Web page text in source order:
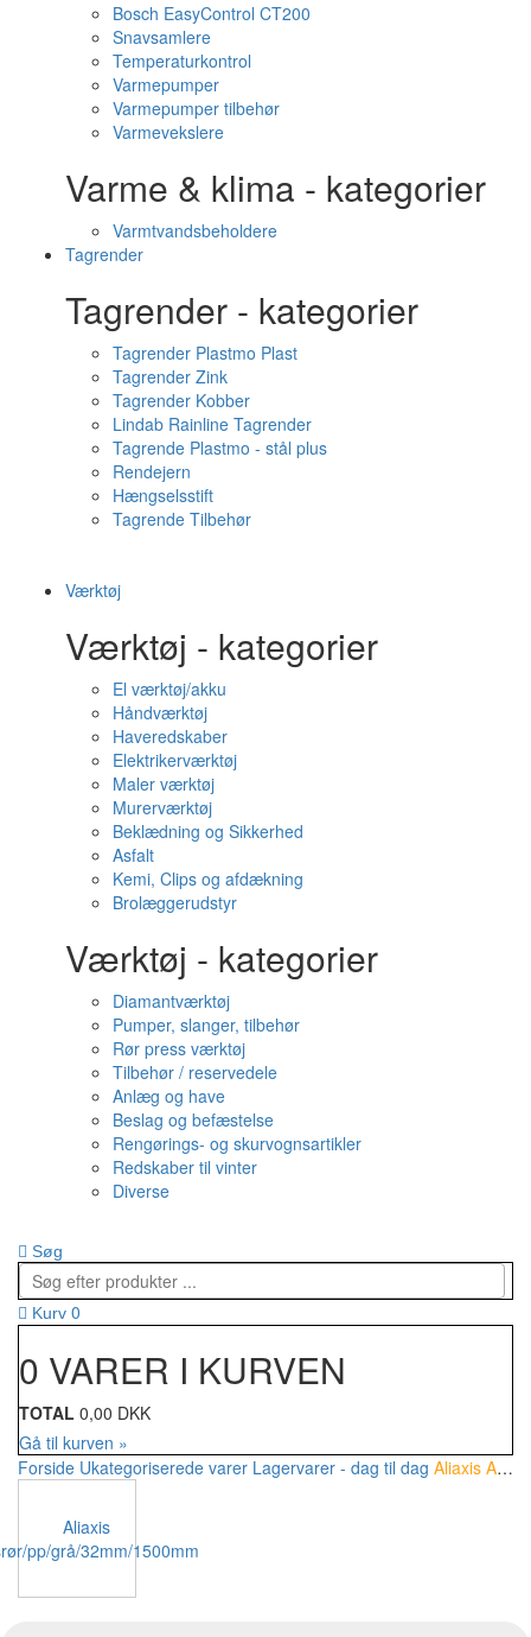
Bosch EasyControl CT200
Snavsamlere
Temperaturkontrol
Varmepumper
Varmepumper tilbehør
Varmevekslere
Varme & klima - kategorier
Varmtvandsbeholdere
Tagrender
Tagrender - kategorier
Tagrender Plastmo Plast
Tagrender Zink
Tagrender Kobber
Lindab Rainline Tagrender
Tagrende Plastmo - stål plus
Rendejern
Hængselsstift
Tagrende Tilbehør
Værktøj
Værktøj - kategorier
El værktøj/akku
Håndværktøj
Haveredskaber
Elektrikerværktøj
Maler værktøj
Murerværktøj
Beklædning og Sikkerhed
Asfalt
Kemi, Clips og afdækning
Brolæggerudstyr
Værktøj - kategorier
Diamantværktøj
Pumper, slanger, tilbehør
Rør press værktøj
Tilbehør / reservedele
Anlæg og have
Beslag og befæstelse
Rengørings- og skurvognsartikler
Redskaber til vinter
Diverse
Søg
Kurv 0
0 VARER I KURVEN
TOTAL 0,00 DKK
Gå til kurven »
Forside Ukategoriserede varer Lagervarer - dag til dag Aliaxis Afløbsrør/pp/grå/32mm/1500mm